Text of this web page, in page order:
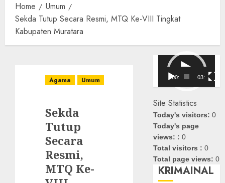
Home
Umum
Sekda Tutup Secara Resmi, MTQ Ke-VIII Tingkat
Kabupaten Muratara
Agama Umum
Sekda
Tutup
Secara
Resmi,
MTQ Ke-
Pemutar
Video
00:00 03:08
Site Statistics
Today's visitors:0
Today's page
views: :0
Total visitors :0
Total page views:0
KRIMAINAL